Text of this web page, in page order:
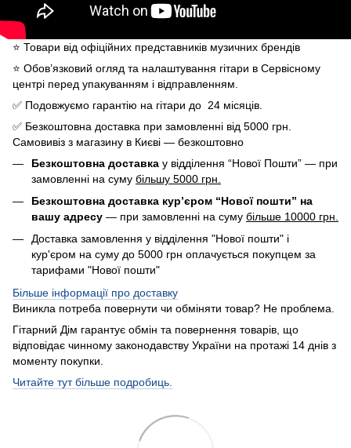
⭐️ Товари від офіційних представників музичних брендів
⭐️ Обов’язковий огляд та налаштування гітари в Сервісному
центрі перед упакуванням і відправленням.
✅ Подовжуємо гарантію на гітари до 24 місяців.
✅ Безкоштовна доставка при замовленні від 5000 грн.
Самовивіз з магазину в Києві — безкоштовно
Безкоштовна доставка у відділення “Нової Пошти” — при
замовленні на суму більшу 5000 грн.
Безкоштовна доставка кур’єром “Нової пошти” на
вашу адресу — при замовленні на суму більше 10000 грн.
Доставка замовлення у відділення "Нової пошти" і
кур'єром на суму до 5000 грн оплачується покупцем за
тарифами "Нової пошти"
Більше інформації про доставку
Виникла потреба повернути чи обміняти товар? Не проблема.
Гітарний Дім гарантує обмін та повернення товарів, що
відповідає чинному законодавству України на протажі 14 днів з
моменту покупки.
Читайте тут більше подробиць.